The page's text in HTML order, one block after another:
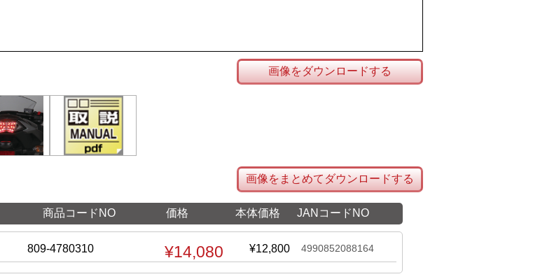
画像をダウンロードする
画像をまとめてダウンロードする
商品コードNO 価格 本体価格 JANコードNO
809-4780310 ¥14,080 ¥12,800 4990852088164